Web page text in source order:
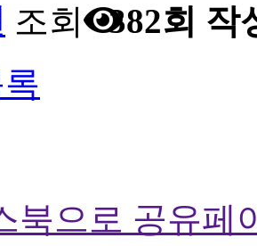
조회 382회 작
페